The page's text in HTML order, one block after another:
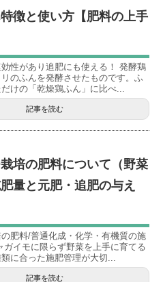
徴と使い方【肥料の上手
性があり追肥にも使える！ 発酵鶏
のふんを発酵させたものです。ふ
けの「乾燥鶏ふん」に比べ...
記事を読む
培の肥料について（野菜
量と元肥・追肥の与え
肥料/普通化成・化学・有機質の施
ガイモに限らず野菜を上手に育てる
に合った施肥管理が大切...
記事を読む